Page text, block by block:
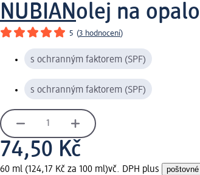
NUBIANolej na
5 (3 hodnocení)
s ochranným faktorem (SPF)
s ochranným faktorem (SPF)
74,50 Kč
60 ml (124,17 Kč za 100 ml)vč. DPH plus poštovné